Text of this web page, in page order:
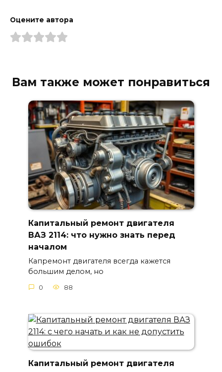
Оцените автора
Вам также может понравиться
Капитальный ремонт двигателя
ВАЗ 2114: что нужно знать перед
началом
Капремонт двигателя всегда кажется
большим делом, но
0 88
Капитальный ремонт двигателя